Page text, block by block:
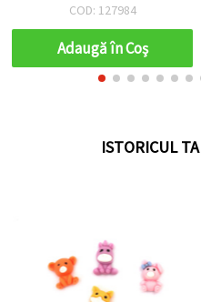
100 bucăți
COD: 127984
Adaugă în Coş
ISTORICUL